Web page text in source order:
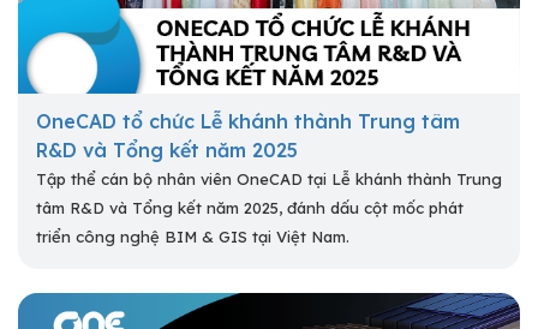
OneCAD tổ chức Lễ khánh thành Trung tâm
R&D và Tổng kết năm 2025
Tập thể cán bộ nhân viên OneCAD tại Lễ khánh thành Trung
tâm R&D và Tổng kết năm 2025, đánh dấu cột mốc phát
triển công nghệ BIM & GIS tại Việt Nam.